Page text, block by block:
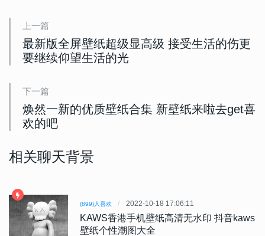
上一篇
最新版全屏壁纸超级显高级 接受生活的伤更
要继续仰望生活的光
下一篇
焕然一新的优质壁纸合集 新壁纸来啦去get喜
欢的吧
相关聊天背景
(899)人喜欢 2022-10-18 17:06:11
KAWS香港手机壁纸高清无水印 抖音kaws
壁纸个性潮图大全